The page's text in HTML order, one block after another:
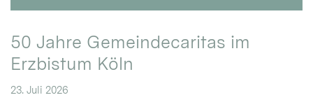
50 Jahre Gemeindecaritas im
Erzbistum Köln
23. Juli 2026